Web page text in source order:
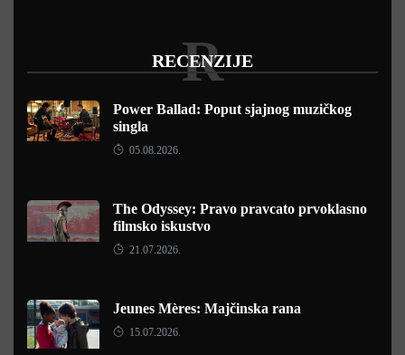
RECENZIJE
R
Power Ballad: Poput sjajnog muzičkog
singla
05.08.2026.
The Odyssey: Pravo pravcato prvoklasno
filmsko iskustvo
21.07.2026.
Jeunes Mères: Majčinska rana
15.07.2026.